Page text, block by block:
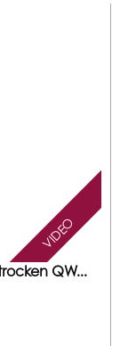
VIDEO
QW...